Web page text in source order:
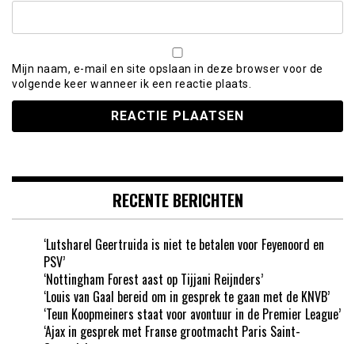
Mijn naam, e-mail en site opslaan in deze browser voor de
volgende keer wanneer ik een reactie plaats.
RECENTE BERICHTEN
‘Lutsharel Geertruida is niet te betalen voor Feyenoord en
PSV’
‘Nottingham Forest aast op Tijjani Reijnders’
‘Louis van Gaal bereid om in gesprek te gaan met de KNVB’
‘Teun Koopmeiners staat voor avontuur in de Premier League’
‘Ajax in gesprek met Franse grootmacht Paris Saint-